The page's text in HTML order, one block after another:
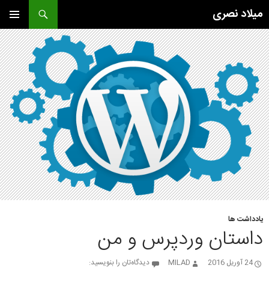
رفتن
به
نوشته‌ها
میلاد نصری
جست‌وجو
فهرست
اصلی
یادداشت ها
داستان وردپرس و من
24 آوریل 2016 MILAD دیدگاه‌تان را بنویسید: